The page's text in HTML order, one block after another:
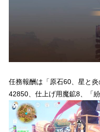
任務報酬は「原石60、星と
42850、仕上げ用魔鉱8、「